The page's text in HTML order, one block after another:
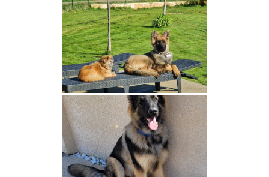
Païko Des Couleurs d’Autumn
Togo Nuance de la Fleur de Vie
Ultor Des Couleurs d’Autumn
Vick des Couleurs d’Autumn
Nos espoirs
Baya des Couleurs d’Autumn